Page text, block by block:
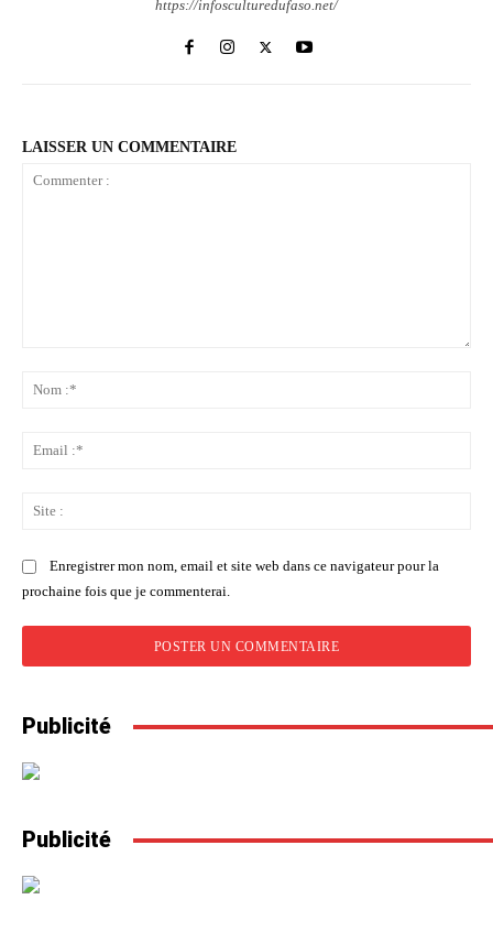
https://infosculturedufaso.net/
LAISSER UN COMMENTAIRE
Enregistrer mon nom, email et site web dans ce navigateur pour la
prochaine fois que je commenterai.
Publicité
Publicité